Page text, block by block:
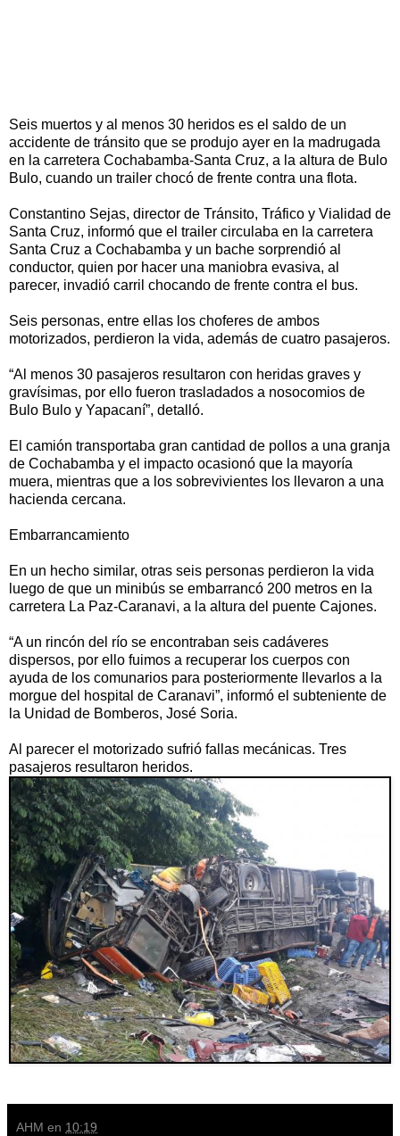
Seis muertos y al menos 30 heridos es el saldo de un
accidente de tránsito que se produjo ayer en la madrugada
en la carretera Cochabamba-Santa Cruz, a la altura de Bulo
Bulo, cuando un trailer chocó de frente contra una flota.
Constantino Sejas, director de Tránsito, Tráfico y Vialidad de
Santa Cruz, informó que el trailer circulaba en la carretera
Santa Cruz a Cochabamba y un bache sorprendió al
conductor, quien por hacer una maniobra evasiva, al
parecer, invadió carril chocando de frente contra el bus.
Seis personas, entre ellas los choferes de ambos
motorizados, perdieron la vida, además de cuatro pasajeros.
“Al menos 30 pasajeros resultaron con heridas graves y
gravísimas, por ello fueron trasladados a nosocomios de
Bulo Bulo y Yapacaní”, detalló.
El camión transportaba gran cantidad de pollos a una granja
de Cochabamba y el impacto ocasionó que la mayoría
muera, mientras que a los sobrevivientes los llevaron a una
hacienda cercana.
Embarrancamiento
En un hecho similar, otras seis personas perdieron la vida
luego de que un minibús se embarrancó 200 metros en la
carretera La Paz-Caranavi, a la altura del puente Cajones.
“A un rincón del río se encontraban seis cadáveres
dispersos, por ello fuimos a recuperar los cuerpos con
ayuda de los comunarios para posteriormente llevarlos a la
morgue del hospital de Caranavi”, informó el subteniente de
la Unidad de Bomberos, José Soria.
Al parecer el motorizado sufrió fallas mecánicas. Tres
pasajeros resultaron heridos.
AHM en 10:19